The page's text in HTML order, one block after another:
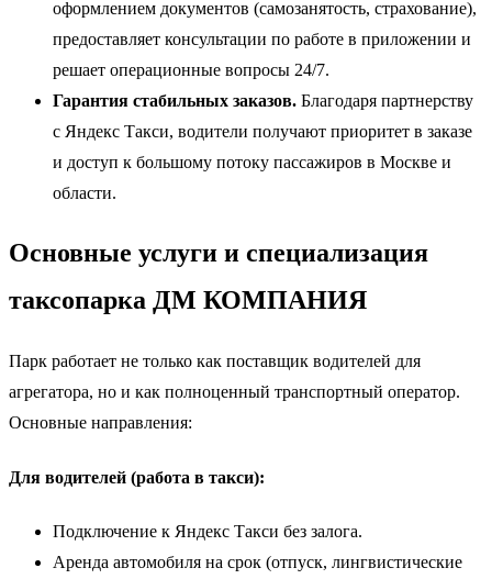
оформлением документов (самозанятость, страхование),
предоставляет консультации по работе в приложении и
решает операционные вопросы 24/7.
Гарантия стабильных заказов. Благодаря партнерству
с Яндекс Такси, водители получают приоритет в заказе
и доступ к большому потоку пассажиров в Москве и
области.
Основные услуги и специализация
таксопарка ДМ КОМПАНИЯ
Парк работает не только как поставщик водителей для
агрегатора, но и как полноценный транспортный оператор.
Основные направления:
Для водителей (работа в такси):
Подключение к Яндекс Такси без залога.
Аренда автомобиля на срок (отпуск, лингвистические